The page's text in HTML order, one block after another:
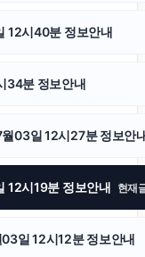
이혼전문변호사
정부변호사
12시40분 정보안내
34분 정보안내
03일 12시27분 정보안
12시19분 정보안내 현재
일 12시12분 정보안내